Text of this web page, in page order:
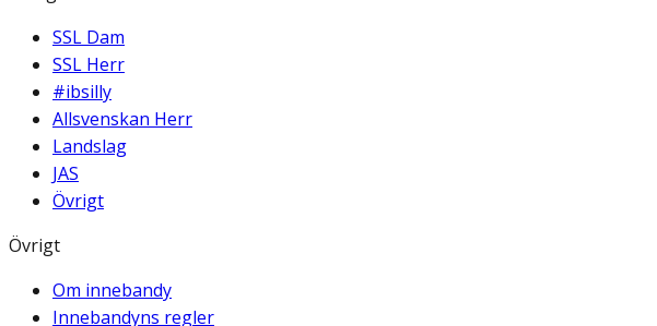
SSL Dam
SSL Herr
#ibsilly
Allsvenskan Herr
Landslag
JAS
Övrigt
Övrigt
Om innebandy
Innebandyns regler